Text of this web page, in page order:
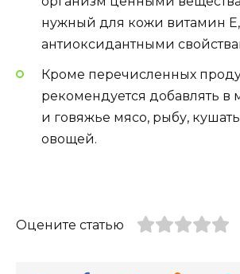
нужный для кожи витамин
антиоксидантными
Кроме перечисленных
рекомендуется добавлять
и говяжье мясо, рыбу,
овощей.
Оцените статью